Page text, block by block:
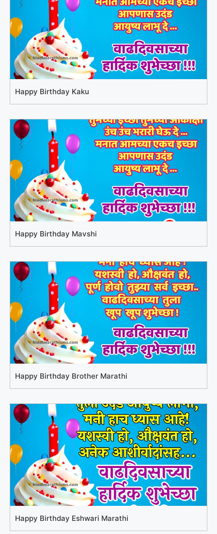
Happy Birthday Kaku
Happy Birthday Mavshi
Happy Birthday Brother Marathi
Happy Birthday Eshwari Marathi